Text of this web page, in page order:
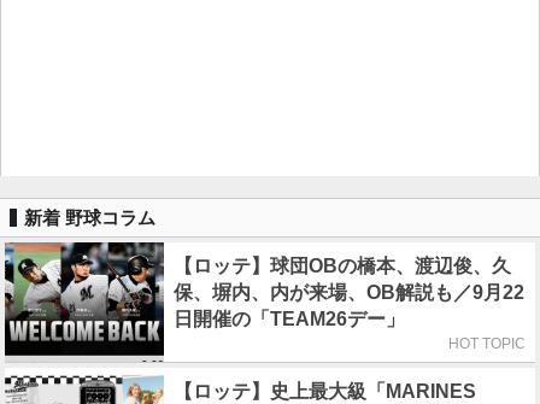
新着 野球コラム
【ロッテ】球団OBの橋本、渡辺俊、久
保、塀内、内が来場、OB解説も／9月22
日開催の「TEAM26デー」
HOT TOPIC
【ロッテ】史上最大級「MARINES